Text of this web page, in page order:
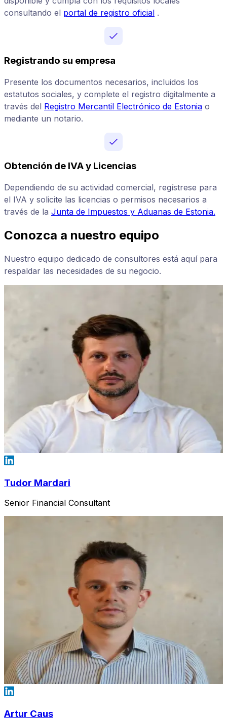
consultando el portal de registro oficial .
Registrando su empresa
Presente los documentos necesarios, incluidos los
estatutos sociales, y complete el registro digitalmente a
través del Registro Mercantil Electrónico de Estonia o
mediante un notario.
Obtención de IVA y Licencias
Dependiendo de su actividad comercial, regístrese para
el IVA y solicite las licencias o permisos necesarios a
través de la Junta de Impuestos y Aduanas de Estonia.
Conozca a nuestro equipo
Nuestro equipo dedicado de consultores está aquí para
respaldar las necesidades de su negocio.
Tudor Mardari
Senior Financial Consultant
Artur Caus